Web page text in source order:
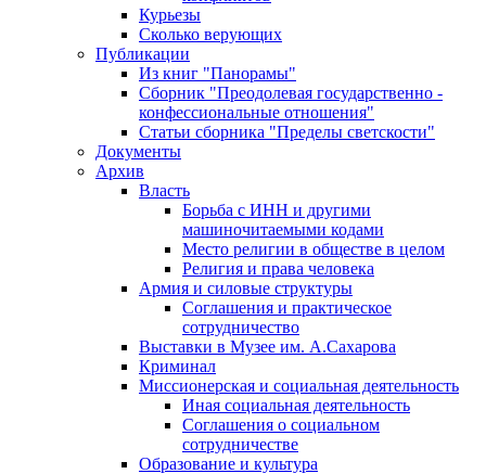
Курьезы
Сколько верующих
Публикации
Из книг "Панорамы"
Сборник "Преодолевая государственно -
конфессиональные отношения"
Статьи сборника "Пределы светскости"
Документы
Архив
Власть
Борьба с ИНН и другими
машиночитаемыми кодами
Место религии в обществе в целом
Религия и права человека
Армия и силовые структуры
Соглашения и практическое
сотрудничество
Выставки в Музее им. А.Сахарова
Криминал
Миссионерская и социальная деятельность
Иная социальная деятельность
Соглашения о социальном
сотрудничестве
Образование и культура